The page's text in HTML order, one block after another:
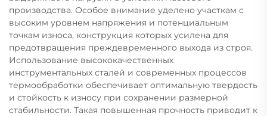
производства. Особое внимание уделено участкам с
высоким уровнем напряжения и потенциальным
точкам износа, конструкция которых усилена для
предотвращения преждевременного выхода из строя.
Использование высококачественных
инструментальных сталей и современных процессов
термообработки обеспечивает оптимальную твердость
и стойкость к износу при сохранении размерной
стабильности. Такая повышенная прочность приводит к